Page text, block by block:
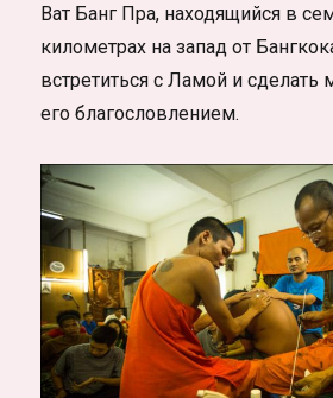
Ват Банг Пра, находящийся в
километрах на запад от
встретиться с Ламой и сделать
его благословлением.